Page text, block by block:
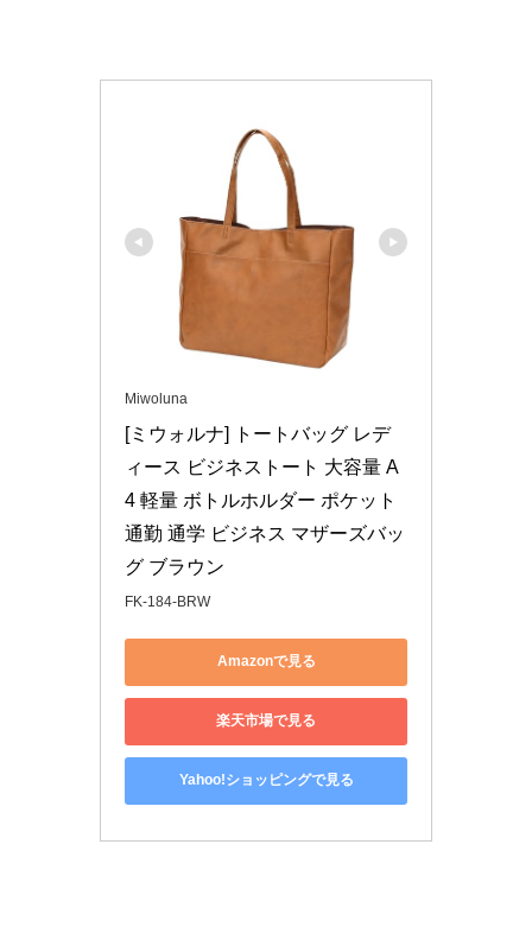
Miwoluna
[ミウォルナ] トートバッグ レデ
ィース ビジネストート 大容量 A
4 軽量 ボトルホルダー ポケット
通勤 通学 ビジネス マザーズバッ
グ ブラウン
FK-184-BRW
Amazonで見る
楽天市場で見る
Yahoo!ショッピングで見る